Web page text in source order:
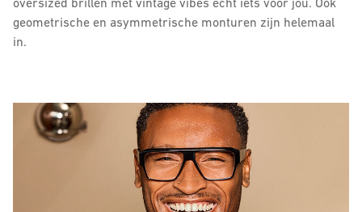
geometrische en asymmetrische monturen zijn helemaal
in.